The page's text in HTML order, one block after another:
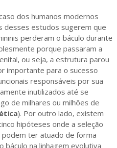
dos humanos modernos
desses estudos sugerem que
perderam o báculo durante
porque passaram a
ou seja, a estrutura parou
importante para o sucesso
responsáveis por sua
inutilizados até se
de milhares ou milhões de
). Por outro lado, existem
hipóteses onde a seleção
ter atuado de forma
na linhagem evolutiva